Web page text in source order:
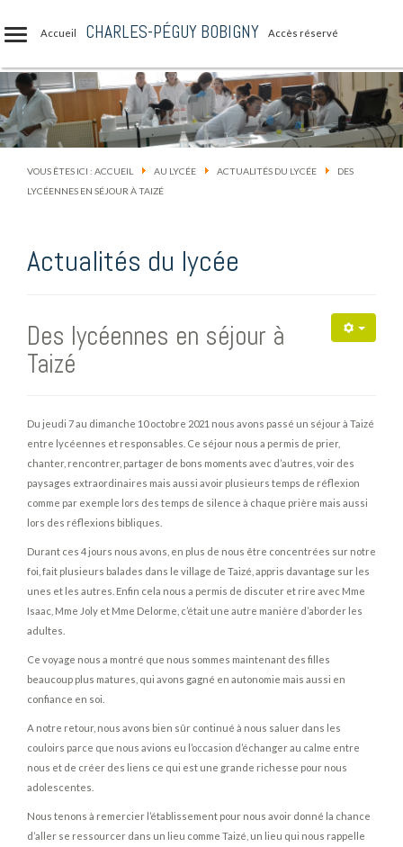
Accueil CHARLES-PÉGUY BOBIGNY Accès réservé
VOUS ÊTES ICI : ACCUEIL AU LYCÉE ACTUALITÉS DU LYCÉE
DES
LYCÉENNES EN SÉJOUR À TAIZÉ
Actualités du lycée
Des lycéennes en séjour à
Taizé
Du jeudi 7 au dimanche 10 octobre 2021 nous avons passé un séjour à Taizé
entre lycéennes et responsables. Ce séjour nous a permis de prier,
chanter, rencontrer, partager de bons moments avec d’autres, voir des
paysages extraordinaires mais aussi avoir plusieurs temps de réflexion
comme par exemple lors des temps de silence à chaque prière mais aussi
lors des réflexions bibliques.
Durant ces 4 jours nous avons, en plus de nous être concentrées sur notre
foi, fait plusieurs balades dans le village de Taizé, appris davantage sur les
unes et les autres. Enfin cela nous a permis de discuter et rire avec Mme
Isaac, Mme Joly et Mme Delorme, c’était une autre manière d’aborder les
adultes.
Ce voyage nous a montré que nous sommes maintenant des filles
beaucoup plus matures, qui avons gagné en autonomie mais aussi en
confiance en soi.
A notre retour, nous avons bien sûr continué à nous saluer dans les
couloirs parce que nous avions eu l’occasion d’échanger au calme entre
nous et de créer des liens ce qui est une grande richesse pour nous
adolescentes.
Nous tenons à remercier l’établissement pour nous avoir donné la chance
d’aller se ressourcer dans un lieu comme Taizé, un lieu qui nous rappelle